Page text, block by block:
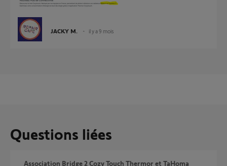
JACKY M. il y a 9 mois
Questions liées
Association Bridge 2 Cozy Touch Thermor et TaHoma